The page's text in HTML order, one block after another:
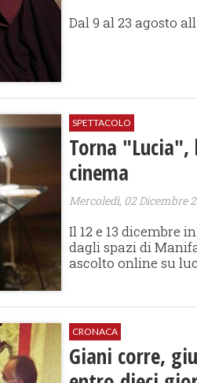
Dal 9 al 23 agosto
SPETTACOLO
Torna
cinema
Mercoledì, 02 Dicembre
Il 12 e 13 dicembre
dagli spazi di
ascolto online su
CRONACA
Giani corre,